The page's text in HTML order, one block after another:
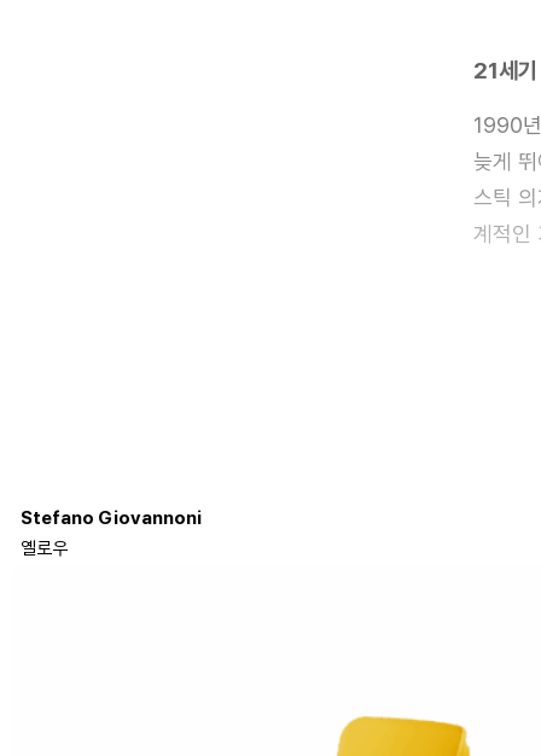
21세기
1990
늦게
스틱
계적인
Stefano Giovannoni
옐로우